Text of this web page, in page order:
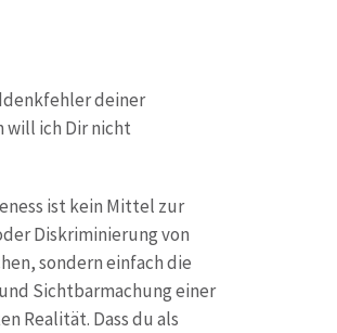
deiner
will ich Dir nicht
ist kein Mittel zur
Diskriminierung von
sondern einfach die
Sichtbarmachung einer
Realität. Dass du als